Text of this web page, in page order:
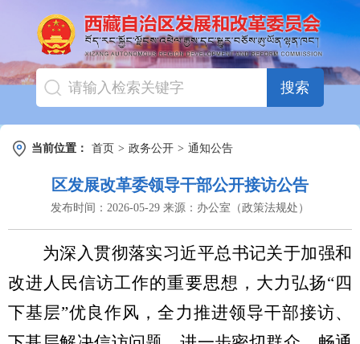
搜索
当前位置： 首页 > 政务公开 > 通知公告
区发展改革委领导干部公开接访公告
发布时间： 2026-05-29 来源： 办公室（政策法规处）
为深入贯彻落实习近平总书记关于加强和
改进人民信访工作的重要思想，大力弘扬“四
下基层”优良作风，全力推进领导干部接访、